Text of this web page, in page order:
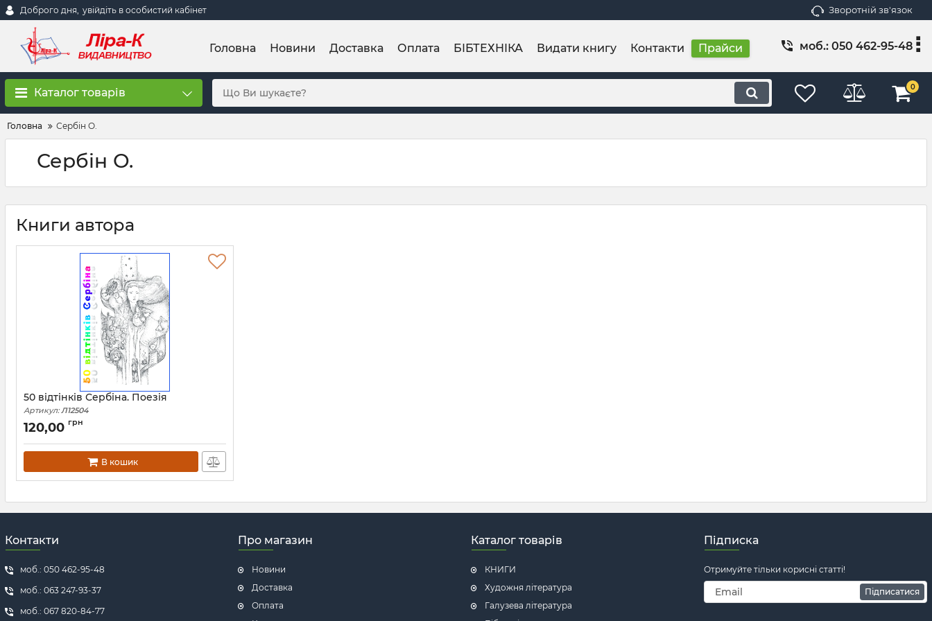
Доброго дня, увійдіть в особистий кабінет Зворотній зв'язок
Головна Новини Доставка Оплата БІБТЕХНІКА Видати книгу Контакти Прайси моб.: 050 462-95-48
Каталог товарів 0
Головна Сербін О.
Сербін О.
Книги автора
50 відтінків Сербіна. Поезія
Артикул: Л12504
120,00 грн
В кошик
Контакти
моб.: 050 462-95-48
моб.: 063 247-93-37
моб.: 067 820-84-77
Про магазин
Новини
Доставка
Оплата
Каталог товарів
КНИГИ
Художня література
Галузева література
Підписка
Отримуйте тільки корисні статті!
Підписатися